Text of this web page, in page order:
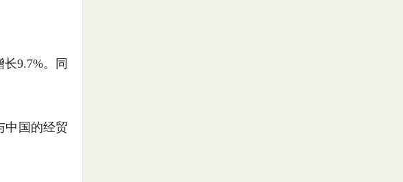
9.7%。同
国的经贸